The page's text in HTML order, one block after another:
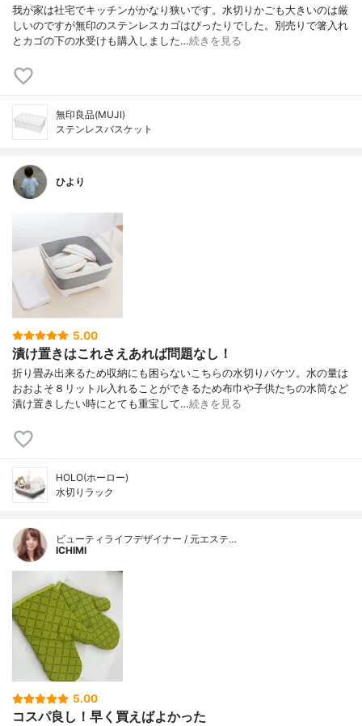
我が家は社宅でキッチンがかなり狭いです。水切りかごも大きいのは厳
しいのですが無印のステンレスカゴはぴったりでした。別売りで箸入れ
とカゴの下の水受けも購入しました…続きを見る
無印良品(MUJI)
ステンレスバスケット
ひより
5.00
漬け置きはこれさえあれば問題なし！
折り畳み出来るため収納にも困らないこちらの水切りバケツ。水の量は
おおよそ８リットル入れることができるため布巾や子供たちの水筒など
漬け置きしたい時にとても重宝して…続きを見る
HOLO(ホーロー)
水切りラック
ビューティライフデザイナー / 元エステ…
ICHIMI
5.00
コスパ良し！早く買えばよかった